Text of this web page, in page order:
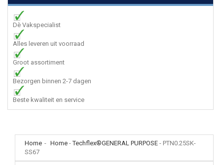
Dè Vakspecialist
Alles leveren uit voorraad
Groot assortiment
Bezorgen binnen 2-7 dagen
Beste kwaliteit en service
Home - Home -Techflex®GENERAL PURPOSE - PTN0.25SK-
SS67